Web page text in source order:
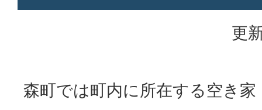
更
森町では町内に所在する空き